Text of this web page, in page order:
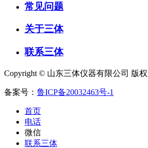
常见问题
关于三体
联系三体
Copyright © 山东三体仪器有限公司 版
备案号： 鲁ICP备20032463号-1
首页
电话
微信
联系三体